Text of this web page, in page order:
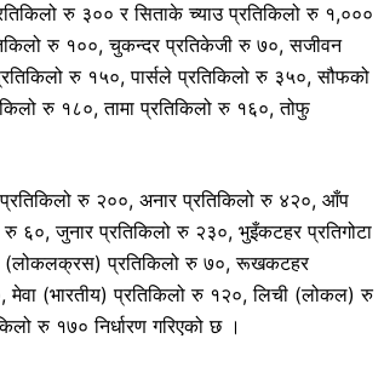
रु ३०० र सिताके च्याउ प्रतिकिलो रु १,०००
रु १००, चुकन्दर प्रतिकेजी रु ७०, सजीवन
रु १५०, पार्सले प्रतिकिलो रु ३५०, सौफको
रु १८०, तामा प्रतिकिलो रु १६०, तोफु
रु २००, अनार प्रतिकिलो रु ४२०, आँप
६०, जुनार प्रतिकिलो रु २३०, भुइँकटहर प्रतिगोटा
(लोकलक्रस) प्रतिकिलो रु ७०, रूखकटहर
मेवा (भारतीय) प्रतिकिलो रु १२०, लिची (लोकल) रु
रु १७० निर्धारण गरिएको छ ।